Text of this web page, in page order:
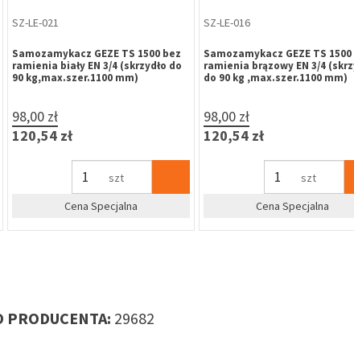
SZ-LE-021
Samozamykacz GEZE TS 1500 bez
ramienia biały EN 3/4 (skrzydło do
90 kg,max.szer.1100 mm)
98,00 zł
120,54 zł
szt
Cena Specjalna
SZ-LE-016
Samozamykacz GEZE TS
ramienia brązowy EN 3/4
do 90 kg ,max.szer.1100 mm)
98,00 zł
120,54 zł
szt
Cena Specjalna
29682